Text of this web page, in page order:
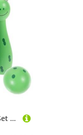
ROMISBABA Holz Bowling Set Mini Bowling Pins Frosch Design Motorikförderndes Indoor Outdoor für Kleinkinder Sicheres Langlebiges Kegelspiel für Jungen und Mädchen